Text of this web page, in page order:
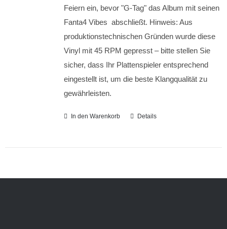
Feiern ein, bevor "G-Tag" das Album mit seinen
Fanta4 Vibes abschließt. Hinweis: Aus
produktionstechnischen Gründen wurde diese
Vinyl mit 45 RPM gepresst – bitte stellen Sie
sicher, dass Ihr Plattenspieler entsprechend
eingestellt ist, um die beste Klangqualität zu
gewährleisten.
In den Warenkorb Details